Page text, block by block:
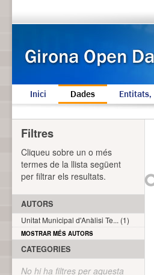
Inici Dades
Filtres
Cliqueu sobre un o més
termes de la llista següent
per filtrar els resultats.
AUTORS
Unitat Municipal d'Anàlisi Te... (1)
MOSTRAR MÉS AUTORS
CATEGORIES
No hi ha filtres per aquesta